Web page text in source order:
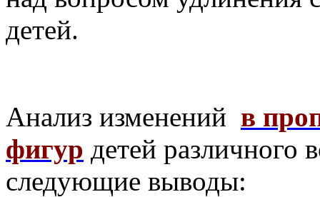
детей.
Анализ изменений в
фигур детей различного
следующие выводы: